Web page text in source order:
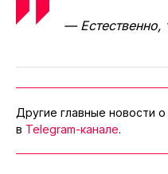
— Естественно,
Другие главные новости
в Telegram-канале.